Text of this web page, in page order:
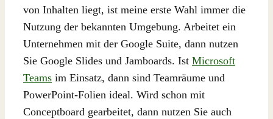
von Inhalten liegt, ist meine erste Wahl immer die
Nutzung der bekannten Umgebung. Arbeitet ein
Unternehmen mit der Google Suite, dann nutzen
Sie Google Slides und Jamboards. Ist Microsoft
Teams im Einsatz, dann sind Teamräume und
PowerPoint-Folien ideal. Wird schon mit
Conceptboard gearbeitet, dann nutzen Sie auch